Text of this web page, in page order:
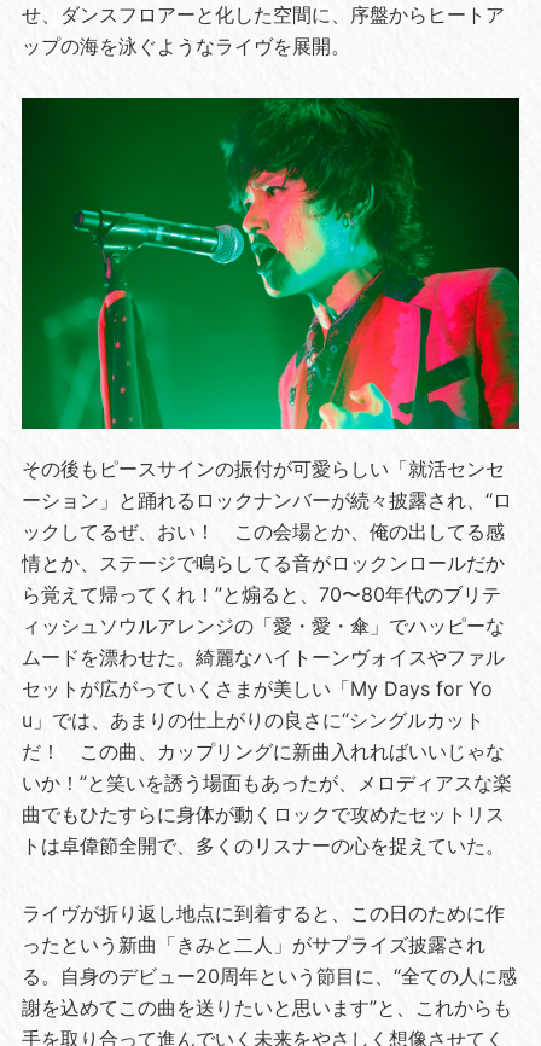
せ、ダンスフロアーと化した空間に、序盤からヒートア
ップの海を泳ぐようなライヴを展開。
その後もピースサインの振付が可愛らしい「就活センセ
ーション」と踊れるロックナンバーが続々披露され、“ロ
ックしてるぜ、おい！ この会場とか、俺の出してる感
情とか、ステージで鳴らしてる音がロックンロールだか
ら覚えて帰ってくれ！”と煽ると、70〜80年代のブリテ
ィッシュソウルアレンジの「愛・愛・傘」でハッピーな
ムードを漂わせた。綺麗なハイトーンヴォイスやファル
セットが広がっていくさまが美しい「My Days for Yo
u」では、あまりの仕上がりの良さに“シングルカット
だ！ この曲、カップリングに新曲入れればいいじゃな
いか！”と笑いを誘う場面もあったが、メロディアスな楽
曲でもひたすらに身体が動くロックで攻めたセットリス
トは卓偉節全開で、多くのリスナーの心を捉えていた。
ライヴが折り返し地点に到着すると、この日のために作
ったという新曲「きみと二人」がサプライズ披露され
る。自身のデビュー20周年という節目に、“全ての人に感
謝を込めてこの曲を送りたいと思います”と、これからも
手を取り合って進んでいく未来をやさしく想像させてく